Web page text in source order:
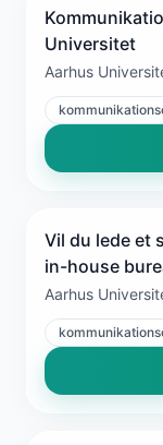
Universitet
Aarhus
Vil du lede et
in-house
Aarhus